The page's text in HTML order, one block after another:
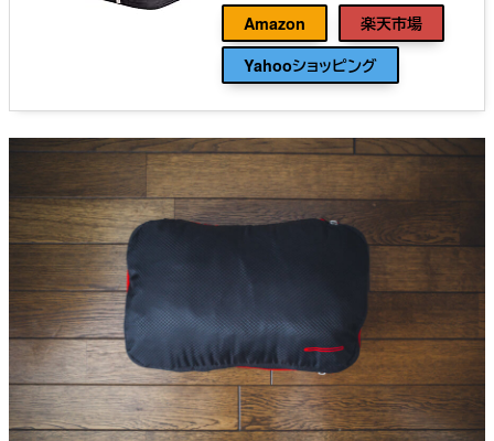
Amazon
楽天市場
Yahooショッピング